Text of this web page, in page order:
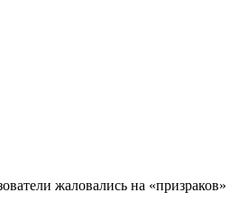
жаловались на «призраков»